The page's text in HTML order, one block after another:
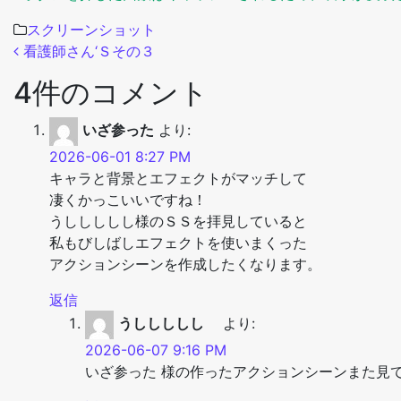
スクリーンショット
投稿ナビゲーション
看護師さん‘Ｓその３
4件のコメント
いざ参った より:
2026-06-01 8:27 PM
キャラと背景とエフェクトがマッチして
凄くかっこいいですね！
うししししし様のＳＳを拝見していると
私もびしばしエフェクトを使いまくった
アクションシーンを作成したくなります。
返信
うししししし
より:
2026-06-07 9:16 PM
いざ参った 様の作ったアクションシーンまた見